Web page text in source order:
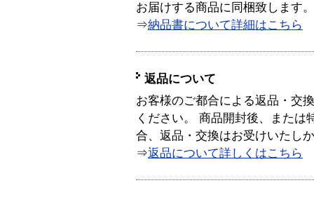
お届けする商品に同梱致します。
⇒納品書について詳細はこちら
返品について
お客様のご都合による返品・交
ください。 商品開封後、または
合、返品・交換はお受けいたし
⇒返品について詳しくはこちら